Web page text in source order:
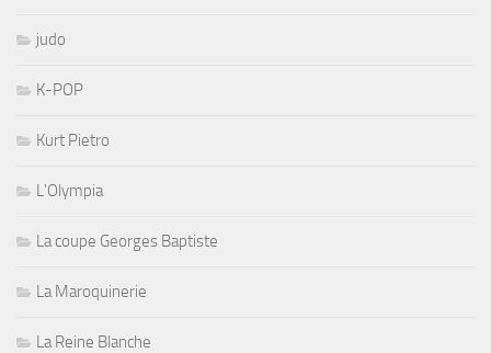
judo
K-POP
Kurt Pietro
L'Olympia
La coupe Georges Baptiste
La Maroquinerie
La Reine Blanche